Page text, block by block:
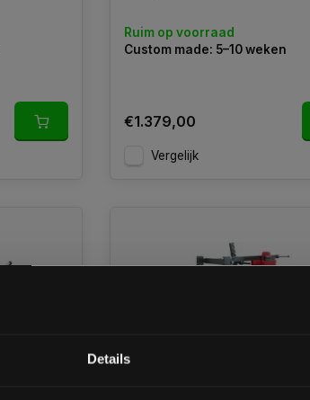
Details
Ruim op voorraad
Custom made: 5–10 weken
€1.379,00
Vergelijk
Bam! 5% korting op je